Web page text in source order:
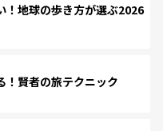
！地球の歩き方が選ぶ2026
！賢者の旅テクニック